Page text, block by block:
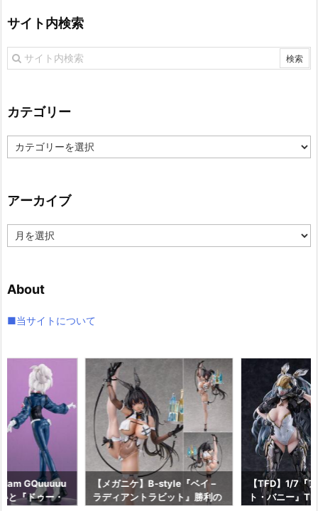
サイト内検索
カテゴリー
テ
ー
アーカイブ
ー
ブ
About
■当サイトについて
GQuuuuu
と『ドゥー・
【メガニケ】B-style『ベイ –
ラディアントラビット』勝利の
【TFD】1/7『
ト・バニー』